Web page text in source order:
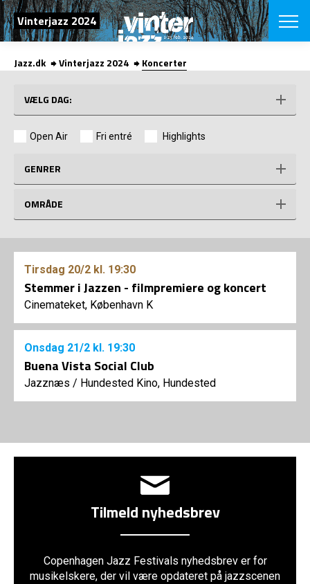
SØG
Vinterjazz 2024
VÆLG
Temaer
LOCATIONS
Venues &
Presse/
Kontakt
Om fonden
SHOP
Jazz.dk Vinterjazz 2024 Koncerter
VÆLG DAG:
Open Air Fri entré Highlights
GENRER
OMRÅDE
Tirsdag 20/2 kl. 19:30
Stemmer i Jazzen - filmpremiere og koncert
Cinemateket, København K
Onsdag 21/2 kl. 19:30
Buena Vista Social Club
Jazznæs / Hundested Kino, Hundested
Tilmeld nyhedsbrev
Copenhagen Jazz Festivals nyhedsbrev er for
musikelskere, der vil være opdateret på jazzscenen